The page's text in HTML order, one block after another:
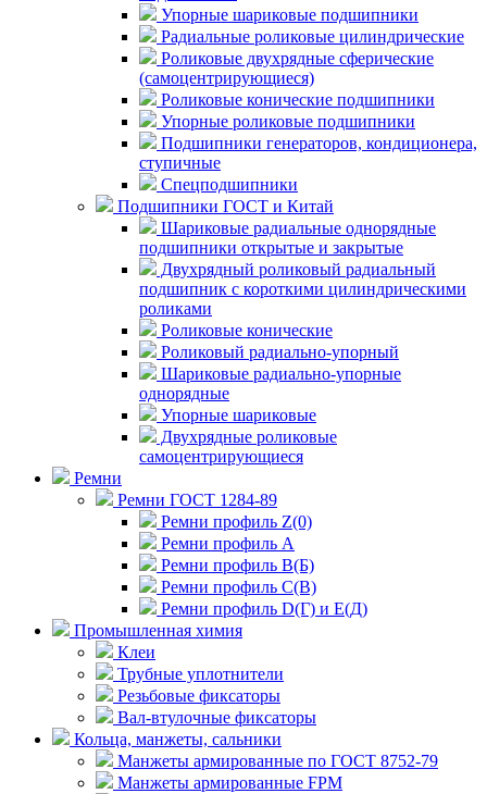
Упорные шариковые подшипники
Радиальные роликовые цилиндрические
Роликовые двухрядные сферические
(самоцентрирующиеся)
Роликовые конические подшипники
Упорные роликовые подшипники
Подшипники генераторов, кондиционера,
ступичные
Спецподшипники
Подшипники ГОСТ и Китай
Шариковые радиальные однорядные
подшипники открытые и закрытые
Двухрядный роликовый радиальный
подшипник с короткими цилиндрическими
роликами
Роликовые конические
Роликовый радиально-упорный
Шариковые радиально-упорные
однорядные
Упорные шариковые
Двухрядные роликовые
самоцентрирующиеся
Ремни
Ремни ГОСТ 1284-89
Ремни профиль Z(0)
Ремни профиль А
Ремни профиль В(Б)
Ремни профиль С(В)
Ремни профиль D(Г) и E(Д)
Промышленная химия
Клеи
Трубные уплотнители
Резьбовые фиксаторы
Вал-втулочные фиксаторы
Кольца, манжеты, сальники
Манжеты армированные по ГОСТ 8752-79
Манжеты армированные FPM